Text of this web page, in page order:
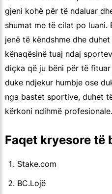
gjeni kohë për të ndaluar
shumat me të cilat po
jenë të këndshme dhe
kënaqësinë tuaj ndaj
diçka që ju bëni për të
duke ndjekur humbje ose
nga bastet sportive, duhet
kërkoni ndihmë profesionale.
Faqet kryesore të
Stake.com
BC.Lojë